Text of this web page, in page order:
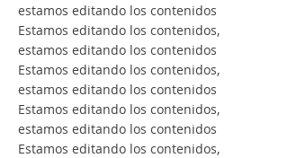
estamos editando los contenidos
Estamos editando los contenidos,
estamos editando los contenidos
Estamos editando los contenidos,
estamos editando los contenidos
Estamos editando los contenidos,
estamos editando los contenidos
Estamos editando los contenidos,